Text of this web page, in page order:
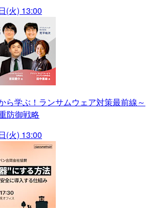
(火) 13:00
ら学ぶ！ランサムウェア対策最前線～
防御戦略
(火) 13:00